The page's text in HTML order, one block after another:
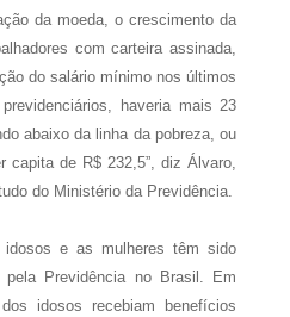
da moeda, o crescimento da
com carteira assinada,
do salário mínimo nos últimos
haveria mais 23
abaixo da linha da pobreza, ou
capita de R$ 232,5” , diz Álvaro,
do Ministério da Previdência.
e as mulheres têm sido
Previdência no Brasil. Em
idosos recebiam benefícios